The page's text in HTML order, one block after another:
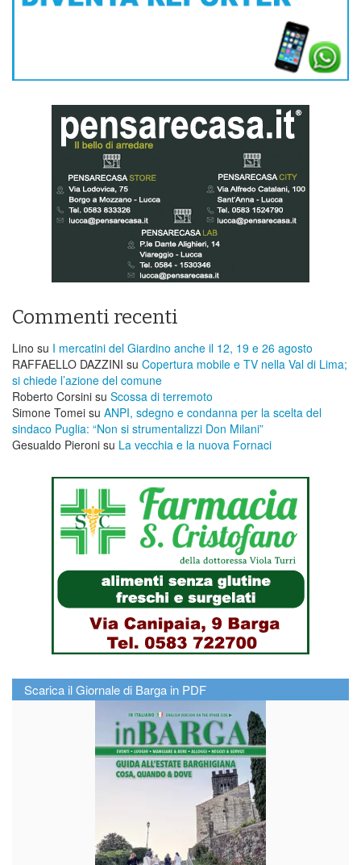
Commenti recenti
Lino su I mercatini del Giardino anche il 12, 19 e 26 agosto
RAFFAELLO DAZZINI su ​Copertura mobile e TV nella Val di Lima;
si chiede l’azione del comune
Roberto Corsini su Scossa di terremoto
Simone Tomei su ANPI, sdegno e condanna per la scelta del
sindaco Puglia: “Non si strumentalizzi Don Milani”
Gesualdo Pieroni su La vecchia e la nuova Fornaci
Scarica il Giornale di Barga in PDF